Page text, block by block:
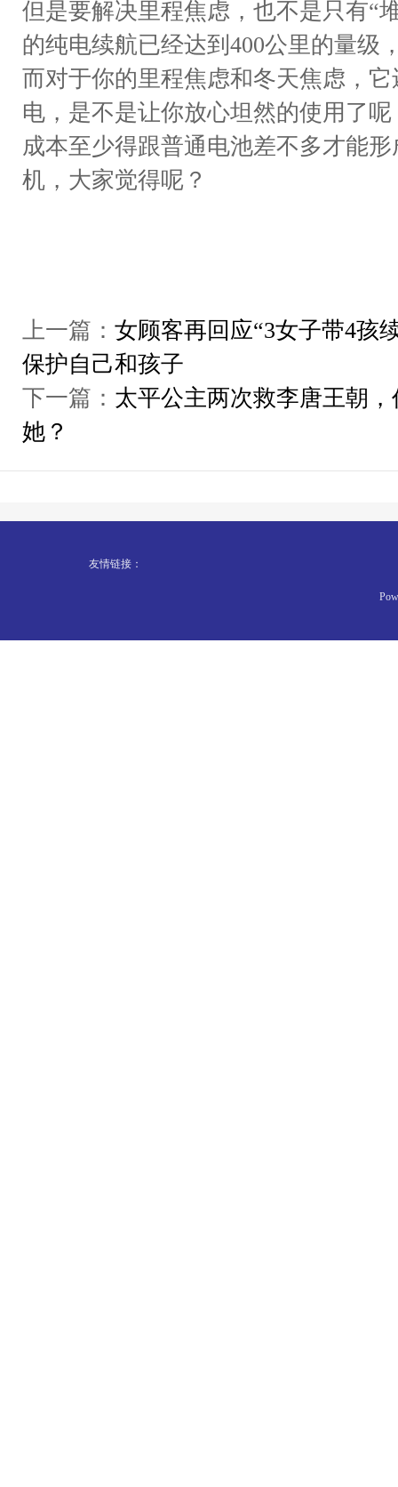
但是要解决里程焦虑，也不是只有“
的纯电续航已经达到400公里的量级
而对于你的里程焦虑和冬天焦虑，
电，是不是让你放心坦然的使用了
成本至少得跟普通电池差不多才能
机，大家觉得呢？
上一篇： 女顾客再回应“3女子带4孩
保护自己和孩子
下一篇： 太平公主两次救李唐王朝
她？
友情链接：